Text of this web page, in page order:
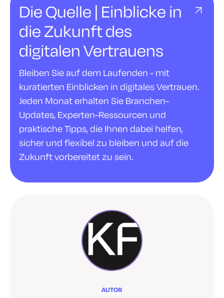
Die Quelle | Einblicke in
die Zukunft des
digitalen Vertrauens
Bleiben Sie auf dem Laufenden - mit
kuratierten Einblicken in digitales Vertrauen.
Jeden Monat erhalten Sie Branchen-
Updates, Experten-Ressourcen und
praktische Tipps, die Ihnen dabei helfen,
sicher und flexibel zu bleiben und auf die
Zukunft vorbereitet zu sein.
AUTOR